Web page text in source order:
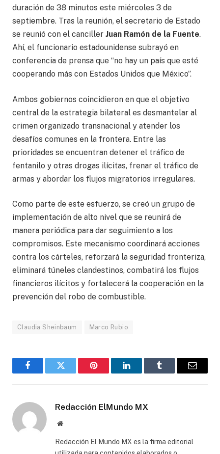
duración de 38 minutos este miércoles 3 de
septiembre. Tras la reunión, el secretario de Estado
se reunió con el canciller Juan Ramón de la Fuente.
Ahí, el funcionario estadounidense subrayó en
conferencia de prensa que “no hay un país que esté
cooperando más con Estados Unidos que México”.
Ambos gobiernos coincidieron en que el objetivo
central de la estrategia bilateral es desmantelar al
crimen organizado transnacional y atender los
desafíos comunes en la frontera. Entre las
prioridades se encuentran detener el tráfico de
fentanilo y otras drogas ilícitas, frenar el tráfico de
armas y abordar los flujos migratorios irregulares.
Como parte de este esfuerzo, se creó un grupo de
implementación de alto nivel que se reunirá de
manera periódica para dar seguimiento a los
compromisos. Este mecanismo coordinará acciones
contra los cárteles, reforzará la seguridad fronteriza,
eliminará túneles clandestinos, combatirá los flujos
financieros ilícitos y fortalecerá la cooperación en la
prevención del robo de combustible.
Claudia Sheinbaum Marco Rubio
FacebookGorjeo Pinterest LinkedInTumblr
Correo
Redacción ElMundo MX
Sitio
Redacción El Mundo MX es la firma editorial